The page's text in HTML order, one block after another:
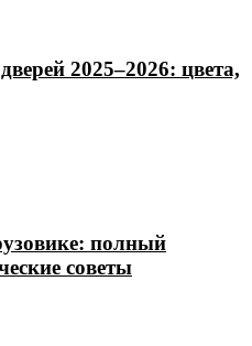
2025–2026: цвета,
полный
советы